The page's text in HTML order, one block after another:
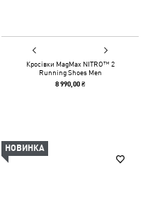
Кросівки MagMax NITRO™ 2
Running Shoes Men
8 990,00 ₴
НОВИНКА